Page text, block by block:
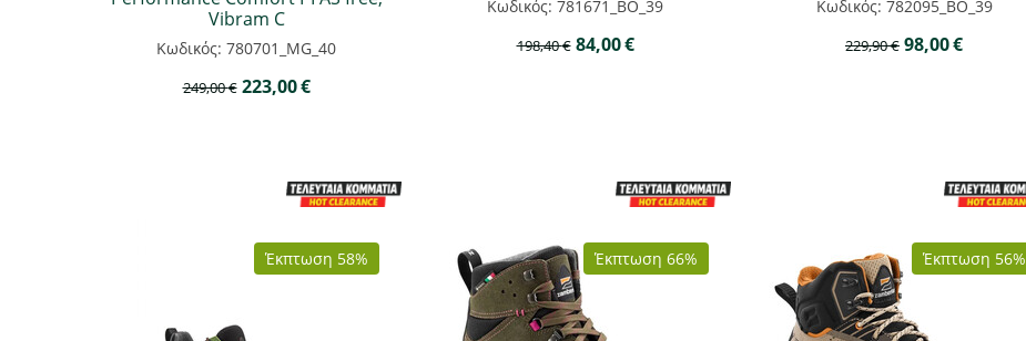
Vibram C
Κωδικός: 780701_MG_40
249,00€ 223,00€
Κωδικός: 781671_BO_39
198,40€ 84,00€
Κωδικός: 782095_BO_39
229,90€ 98,00€
Έκπτωση 58% Έκπτωση 66% Έκπτωση 56%